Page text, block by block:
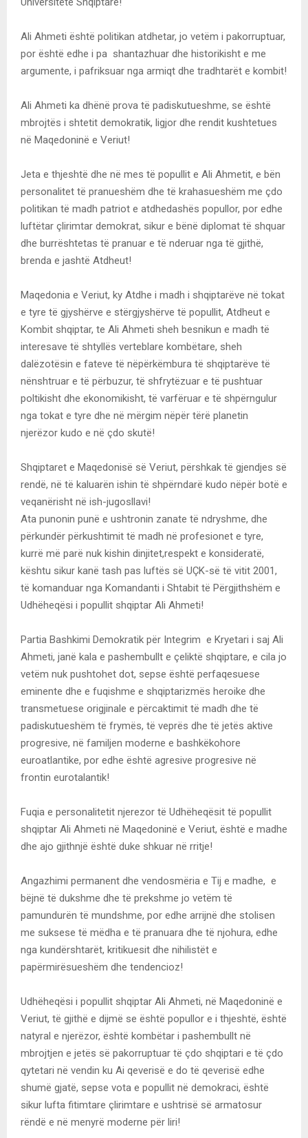
Ali Ahmeti është politikan atdhetar, jo vetëm i pakorruptuar,
por është edhe i pa shantazhuar dhe historikisht e me
argumente, i pafriksuar nga armiqt dhe tradhtarët e kombit!
Ali Ahmeti ka dhënë prova të padiskutueshme, se është
mbrojtës i shtetit demokratik, ligjor dhe rendit kushtetues
në Maqedoninë e Veriut!
Jeta e thjeshtë dhe në mes të popullit e Ali Ahmetit, e bën
personalitet të pranueshëm dhe të krahasueshëm me çdo
politikan të madh patriot e atdhedashës popullor, por edhe
luftëtar çlirimtar demokrat, sikur e bënë diplomat të shquar
dhe burrështetas të pranuar e të nderuar nga të gjithë,
brenda e jashtë Atdheut!
Maqedonia e Veriut, ky Atdhe i madh i shqiptarëve në tokat
e tyre të gjyshërve e stërgjyshërve të popullit, Atdheut e
Kombit shqiptar, te Ali Ahmeti sheh besnikun e madh të
interesave të shtyllës verteblare kombëtare, sheh
dalëzotësin e fateve të nëpërkëmbura të shqiptarëve të
nënshtruar e të përbuzur, të shfrytëzuar e të pushtuar
poltikisht dhe ekonomikisht, të varfëruar e të shpërngulur
nga tokat e tyre dhe në mërgim nëpër tërë planetin
njerëzor kudo e në çdo skutë!
Shqiptaret e Maqedonisë së Veriut, përshkak të gjendjes së
rendë, në të kaluarën ishin të shpërndarë kudo nëpër botë e
veqanërisht në ish-jugosllavi!
Ata punonin punë e ushtronin zanate të ndryshme, dhe
përkundër përkushtimit të madh në profesionet e tyre,
kurrë më parë nuk kishin dinjitet,respekt e konsideratë,
kështu sikur kanë tash pas luftës së UÇK-së të vitit 2001,
të komanduar nga Komandanti i Shtabit të Përgjithshëm e
Udhëheqësi i popullit shqiptar Ali Ahmeti!
Partia Bashkimi Demokratik për Integrim e Kryetari i saj Ali
Ahmeti, janë kala e pashembullt e çeliktë shqiptare, e cila jo
vetëm nuk pushtohet dot, sepse është perfaqesuese
eminente dhe e fuqishme e shqiptarizmës heroike dhe
transmetuese origjinale e përcaktimit të madh dhe të
padiskutueshëm të frymës, të veprës dhe të jetës aktive
progresive, në familjen moderne e bashkëkohore
euroatlantike, por edhe është agresive progresive në
frontin eurotalantik!
Fuqia e personalitetit njerezor të Udhëheqësit të popullit
shqiptar Ali Ahmeti në Maqedoninë e Veriut, është e madhe
dhe ajo gjithnjë është duke shkuar në rritje!
Angazhimi permanent dhe vendosmëria e Tij e madhe, e
bëjnë të dukshme dhe të prekshme jo vetëm të
pamundurën të mundshme, por edhe arrijnë dhe stolisen
me suksese të mëdha e të pranuara dhe të njohura, edhe
nga kundërshtarët, kritikuesit dhe nihilistët e
papërmirësueshëm dhe tendencioz!
Udhëheqësi i popullit shqiptar Ali Ahmeti, në Maqedoninë e
Veriut, të gjithë e dijmë se është popullor e i thjeshtë, është
natyral e njerëzor, është kombëtar i pashembullt në
mbrojtjen e jetës së pakorruptuar të çdo shqiptari e të çdo
qytetari në vendin ku Ai qeverisë e do të qeverisë edhe
shumë gjatë, sepse vota e popullit në demokraci, është
sikur lufta fitimtare çlirimtare e ushtrisë së armatosur
rëndë e në menyrë moderne për liri!